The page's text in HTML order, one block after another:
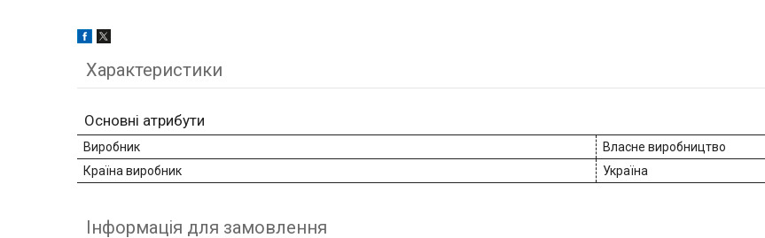
Характеристики
Основні атрибути
Виробник
Власне виробництво
Країна виробник
Україна
Інформація для замовлення